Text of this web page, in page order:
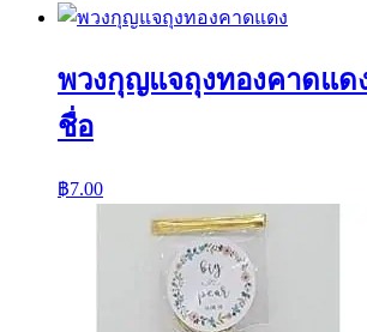
พวงกุญแจถุงทองคาดแด
ชื่อ
฿7.00